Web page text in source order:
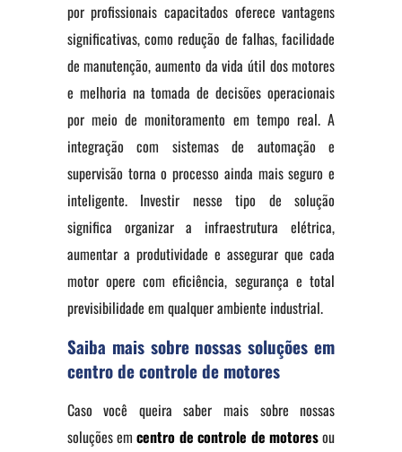
por profissionais capacitados oferece vantagens
significativas, como redução de falhas, facilidade
de manutenção, aumento da vida útil dos motores
e melhoria na tomada de decisões operacionais
por meio de monitoramento em tempo real. A
integração com sistemas de automação e
supervisão torna o processo ainda mais seguro e
inteligente. Investir nesse tipo de solução
significa organizar a infraestrutura elétrica,
aumentar a produtividade e assegurar que cada
motor opere com eficiência, segurança e total
previsibilidade em qualquer ambiente industrial.
Saiba mais sobre nossas soluções em
centro de controle de motores
Caso você queira saber mais sobre nossas
soluções emcentro de controle de motoresou